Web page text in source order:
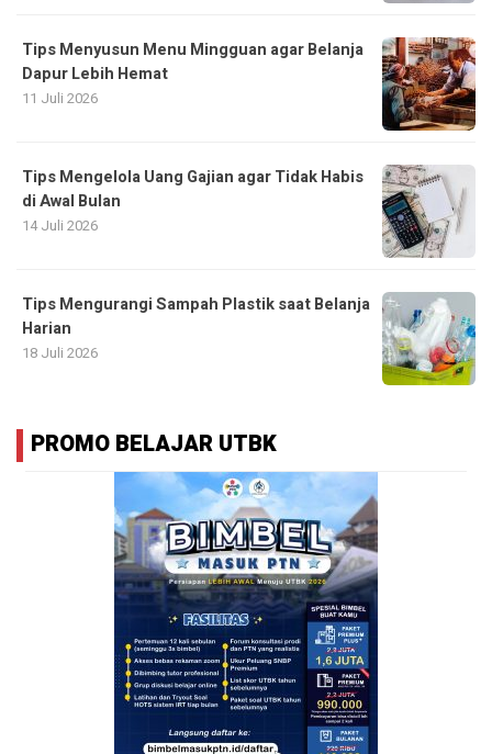
Tips Menyusun Menu Mingguan agar Belanja
Dapur Lebih Hemat
11 Juli 2026
Tips Mengelola Uang Gajian agar Tidak Habis
di Awal Bulan
14 Juli 2026
Tips Mengurangi Sampah Plastik saat Belanja
Harian
18 Juli 2026
PROMO BELAJAR UTBK